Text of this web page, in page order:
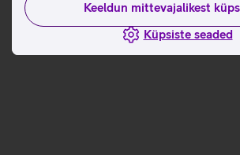
Keeldun mittevajalikest
Küpsiste seaded